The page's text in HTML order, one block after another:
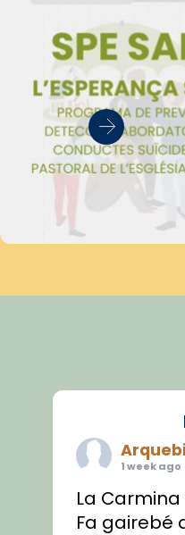
1 week ago
La
Fa gairebé